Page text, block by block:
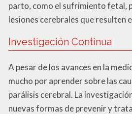
parto, como el sufrimiento fetal,
lesiones cerebrales que resulten
Investigación Continua
A pesar de los avances en la
mucho por aprender sobre las
parálisis cerebral. La
nuevas formas de prevenir y